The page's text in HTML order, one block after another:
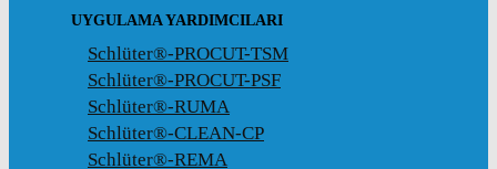
UYGULAMA YARDIMCILARI
Schlüter®-PROCUT-TSM
Schlüter®-PROCUT-PSF
Schlüter®-RUMA
Schlüter®-CLEAN-CP
Schlüter®-REMA